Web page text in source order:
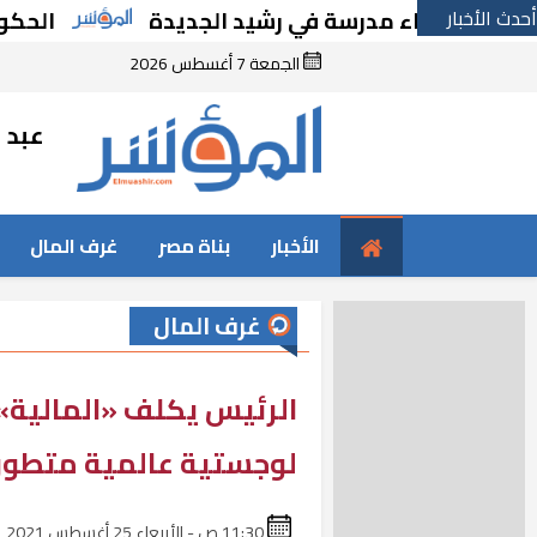
أحدث الأخبارمدرسة في رشيد الجديدة الحكومة
الجمعة 7 أغسطس 2026
الأخبار بناة مصر غرف المال
غرف المال
الرئيس يكلف
لوجستية عالمية